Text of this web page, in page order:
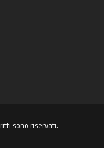
sono riservati.